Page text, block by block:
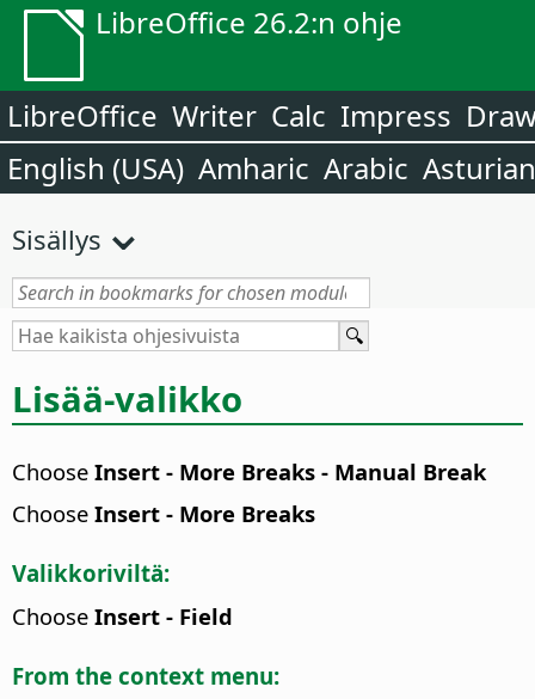
LibreOffice 26.2:n ohje
LibreOffice Writer Calc Impress
English (USA) Amharic Arabic Asturian
Sisällys
Lisää-valikko
Choose Insert - More Breaks - Manual Break
Choose Insert - More Breaks
Valikkoriviltä:
Choose Insert - Field
From the context menu: